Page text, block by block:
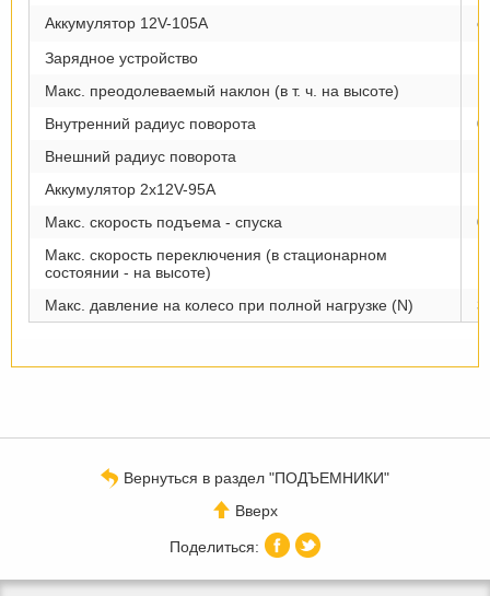
Аккумулятор 12V-105А
Зарядное устройство
Макс. преодолеваемый наклон (в т. ч. на высоте)
Внутренний радиус поворота
0
Внешний радиус поворота
Аккумулятор 2х12V-95А
Макс. скорость подъема - спуска
Макс. скорость переключения (в стационарном
состоянии - на высоте)
Макс. давление на колесо при полной нагрузке (N)
Вернуться в раздел "ПОДЪЕМНИКИ"
Вверх